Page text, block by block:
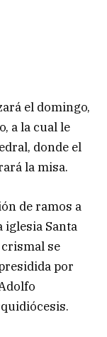
el domingo,
a la cual le
donde el
la misa.
de ramos a
iglesia Santa
crismal se
por